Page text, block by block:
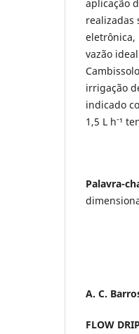
aplicação
realizadas
eletrônica,
vazão
irrigação
indicado
1,5 L h-¹
Palavra-
A. C.
FLOW